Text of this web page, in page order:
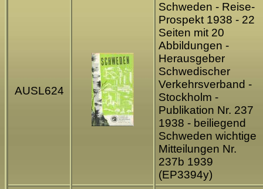
AUSL624
Schweden - Reise-
Prospekt 1938 - 22
Seiten mit 20
Abbildungen -
Herausgeber
Schwedischer
Verkehrsverband -
Stockholm -
Publikation Nr. 237
1938 - beiliegend
Schweden wichtige
Mitteilungen Nr.
237b 1939
(EP3394y)